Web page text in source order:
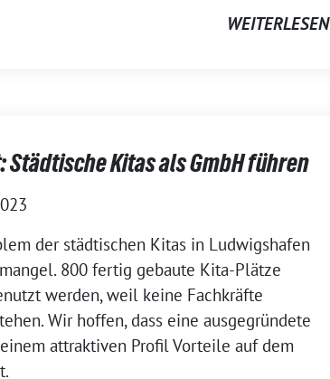
WEITERLESEN
Städtische Kitas als GmbH führen
der städtischen Kitas in Ludwigshafen
800 fertig gebaute Kita-Plätze
werden, weil keine Fachkräfte
Wir hoffen, dass eine ausgegründete
attraktiven Profil Vorteile auf dem